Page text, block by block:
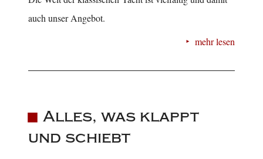
auch unser Angebot.
mehr lesen
Alles, was klappt
und schiebt